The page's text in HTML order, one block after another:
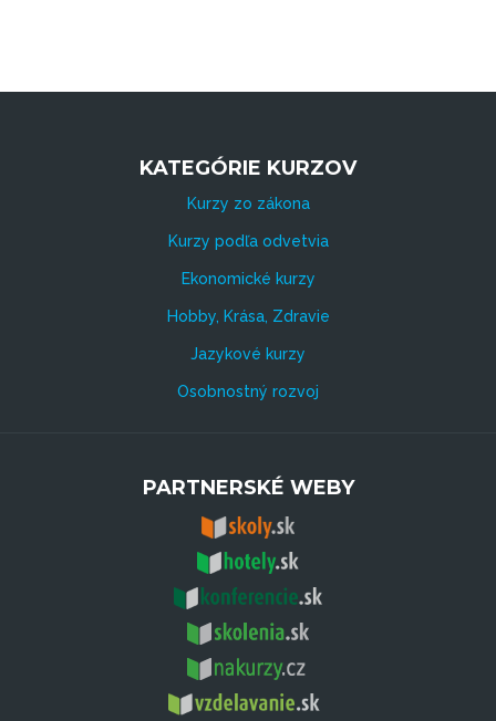
KATEGÓRIE KURZOV
Kurzy zo zákona
Kurzy podľa odvetvia
Ekonomické kurzy
Hobby, Krása, Zdravie
Jazykové kurzy
Osobnostný rozvoj
PARTNERSKÉ WEBY